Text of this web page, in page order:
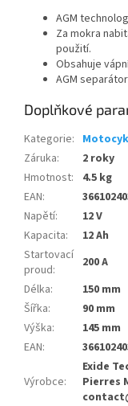
AGM
Za mokra
použití.
Obsahuje
AGM
Doplňkové
Kategorie:
Záruka:
2 roky
Hmotnost:
4.5 kg
EAN:
Napětí:
12 V
Kapacita:
12 Ah
Startovací
proud:
200 A
Délka:
150 mm
Šířka:
90 mm
Výška:
145 mm
EAN:
Výrobce:
Exide
Pierres